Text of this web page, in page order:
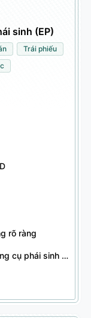
sinh (EP)
Trái phiếu
rõ ràng
Giao dịch công cụ phái sinh tài chính, giao dịch chứng khoán, giao dịch trái phiếu, giao dịch các sản phẩm tài chính khác